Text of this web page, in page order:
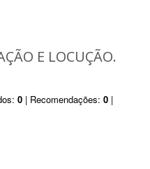
E LOCUÇÃO.
0 | Recomendações: 0 |